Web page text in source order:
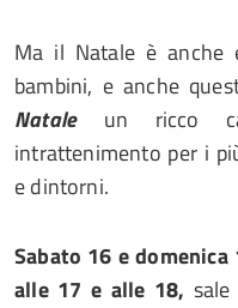
Ma il Natale è
bambini, e anche
Nataleun ricco
intrattenimento per i
e dintorni.
Sabato 16 e
alle 17 e alle 18,